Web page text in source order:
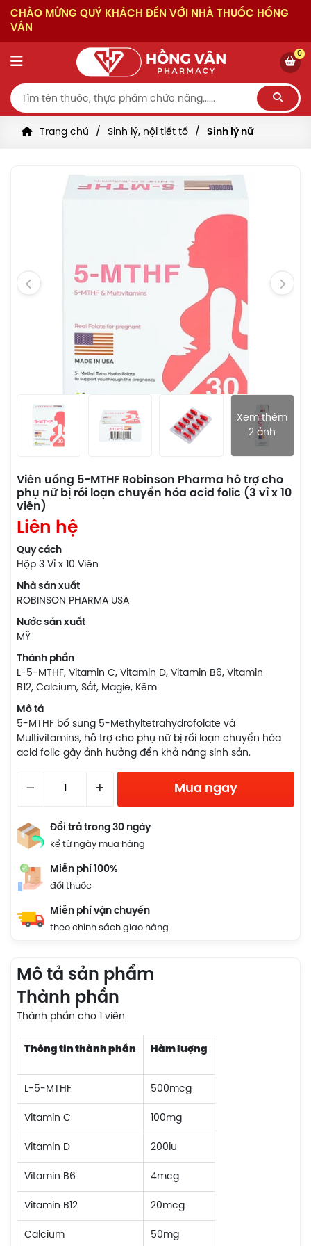
CHÀO MỪNG QUÝ KHÁCH ĐẾN VỚI NHÀ THUỐC HỒNG
VÂN
0
Trang chủ Sinh lý, nội tiết tố Sinh lý nữ
Xem thêm
2 ảnh
Viên uống 5-MTHF Robinson Pharma hỗ trợ cho
phụ nữ bị rối loạn chuyển hóa acid folic (3 vỉ x 10
viên)
Liên hệ
Quy cách
Hộp 3 Vỉ x 10 Viên
Nhà sản xuất
ROBINSON PHARMA USA
Nước sản xuất
MỸ
Thành phần
L-5-MTHF, Vitamin C, Vitamin D, Vitamin B6, Vitamin
B12, Calcium, Sắt, Magie, Kẽm
Mô tả
5-MTHF bổ sung 5-Methyltetrahydrofolate và
Multivitamins, hỗ trợ cho phụ nữ bị rối loạn chuyển hóa
acid folic gây ảnh hưởng đến khả năng sinh sản.
– + Mua ngay
Đổi trả trong 30 ngày
kể từ ngày mua hàng
Miễn phí 100%
đổi thuốc
Miễn phí vận chuyển
theo chính sách giao hàng
Mô tả sản phẩm
Thành phần
Thành phần cho 1 viên
Thông tin thành phần Hàm lượng
L-5-MTHF 500mcg
Vitamin C 100mg
Vitamin D 200iu
Vitamin B6 4mcg
Vitamin B12 20mcg
Calcium 50mg